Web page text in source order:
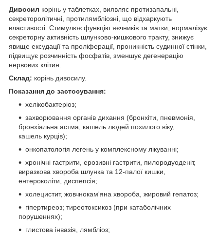
Дивосил корінь у таблетках, виявляє протизапальні,
секреторолітичні, протилямбліозні, що відхаркують
властивості. Стимулює функцію яєчників та матки, нормалізує
секреторну активність шлунково-кишкового тракту, знижує
явище ексудації та проліферації, проникність судинної стінки,
підвищує розчинність фосфатів, зменшує дегенерацію
нервових клітин.
Склад: корінь дивосилу.
Показання до застосування:
хелікобактеріоз;
захворювання органів дихання (бронхіти, пневмонія,
бронхіальна астма, кашель людей похилого віку,
кашель курців);
онкопатологія легень у комплексному лікуванні;
хронічні гастрити, ерозивні гастрити, пилородуоденіт,
виразкова хвороба шлунка та 12-палої кишки,
ентероколіти, диспепсія;
холецистит, жовчнокам'яна хвороба, жировий гепатоз;
гіпертиреоз; тиреотоксикоз (при катаболічних
порушеннях);
глистова інвазія, лямбліоз;